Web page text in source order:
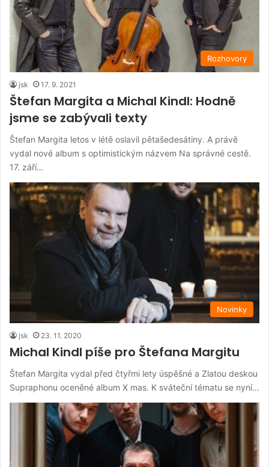
Rozhovory
jsk 17. 9. 2021
Štefan Margita a Michal Kindl: Hodně
jsme se zabývali texty
Štefan Margita letos v létě oslavil pětašedesátiny. A právě
vydal nové album s optimistickým názvem Na správné cestě.
17. září…
Novinky
jsk 23. 11. 2020
Michal Kindl píše pro Štefana Margitu
Štefan Margita vydal před čtyřmi lety úspěšné a Zlatou deskou
Supraphonu oceněné album X mas. K sváteční tématu se nyní…